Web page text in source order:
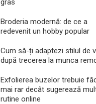
gras
Broderia modernă: de ce a
redevenit un hobby popular
Cum să-ți adaptezi stilul de
după trecerea la munca
Exfolierea buzelor trebuie
mai rar decât sugerează
rutine online